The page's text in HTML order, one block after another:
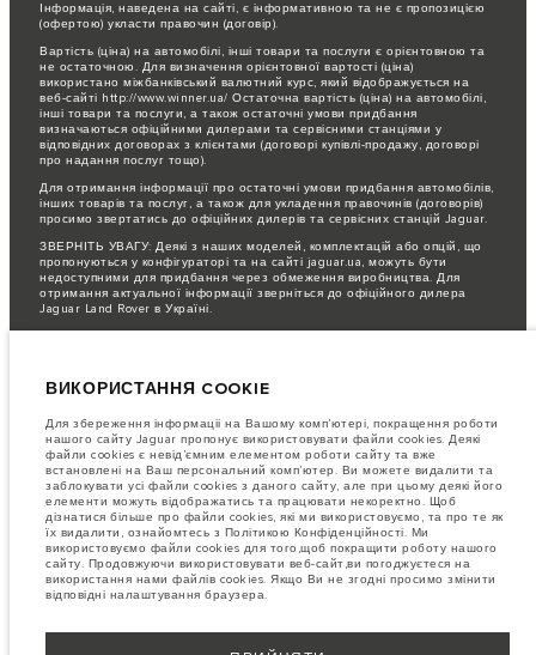
Інформація, наведена на сайті, є інформативною та не є пропозицією
(офертою) укласти правочин (договір).
Вартість (ціна) на автомобілі, інші товари та послуги є орієнтовною та
не остаточною. Для визначення орієнтовної вартості (ціна)
використано міжбанківський валютний курс, який відображується на
веб-сайті http://www.winner.ua/ Остаточна вартість (ціна) на автомобілі,
інші товари та послуги, а також остаточні умови придбання
визначаються офіційними дилерами та сервісними станціями у
відповідних договорах з клієнтами (договорі купівлі-продажу, договорі
про надання послуг тощо).
Для отримання інформації про остаточні умови придбання автомобілів,
інших товарів та послуг, а також для укладення правочинів (договорів)
просимо звертатись до офіційних дилерів та сервісних станцій Jaguar.
ЗВЕРНІТЬ УВАГУ: Деякі з наших моделей, комплектацій або опцій, що
пропонуються у конфігураторі та на сайті jaguar.ua, можуть бути
недоступними для придбання через обмеження виробництва. Для
отримання актуальної інформації зверніться до офіційного дилера
Jaguar Land Rover в Україні.
динамічна ситуація, і, як наслідок, зображення, які зараз
специфікації, опції, варіанти оздоблення та кольорові рішення. Будь
ласка, зв'яжіться з офіційним дилером для отримання детальної
інформації.
Jaguar Land Rover Limited постійно шукає шляхи поліпшити технічні
характеристики, дизайн і виробництво своїх автомобілів, деталей та
аксесуарів, зміни відбуваються постійно, і ми залишаємо за собою
право вносити зміни без попереднього повідомлення. Деякі функції
можуть відрізнятися від додаткових до стандартних для різних років
моделі. Інформація, технічні характеристики, двигуни і кольори на
цьому веб-сайті базуються на європейській специфікації і можуть
відрізнятися від ринку до ринку і можуть бути змінені без попереднього
повідомлення. Деякі автомобілі показані з додатковим обладнанням та
від запропонованих у салонах дилерських центрів. Будь ласка,
зв'яжіться з офіційним дилером, щоб дізнатися про наявність і
ВИКОРИСТАННЯ COOKIE
Для збереження інформаціі на Вашому комп’ютері, покращення роботи
нашого сайту Jaguar пропонує використовувати файли cookies. Деякі
файли cookies є невід’ємним елементом роботи сайту та вже
встановлені на Ваш персональний комп’ютер. Ви можете видалити та
заблокувати усі файли cookies з даного сайту, але при цьому деякі його
елементи можуть відображатись та працювати некоректно. Щоб
дізнатися більше про файли cookies, які ми використовуємо, та про те як
їх видалити, ознайомтесь з Політикою Конфіденційності. Ми
використовуємо файли cookies для того,щоб покращити роботу нашого
сайту. Продовжуючи використовувати веб-сайт,ви погоджуєтеся на
використання нами файлів cookies. Якщо Ви не згодні просимо змінити
відповідні налаштування браузера.